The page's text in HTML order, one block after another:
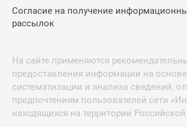
Согласие на получение
рассылок
На сайте применяются
предоставления информации на основе
систематизации и анализа сведений,
предпочтениям пользователей сети
находящихся на территории